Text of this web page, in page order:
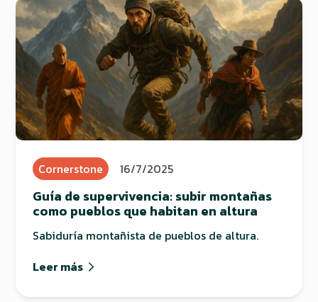
Cornerstone 16/7/2025
Guía de supervivencia: subir montañas
como pueblos que habitan en altura
Sabiduría montañista de pueblos de altura.
Leer más